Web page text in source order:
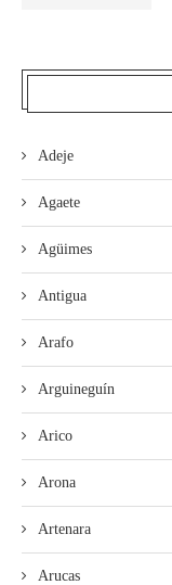
Adeje
Agaete
Agüimes
Antigua
Arafo
Arguineguín
Arico
Arona
Artenara
Arucas